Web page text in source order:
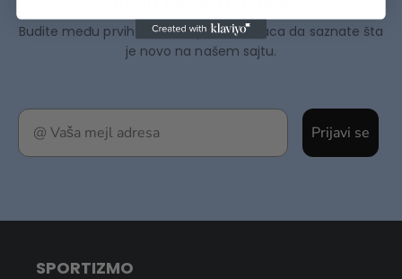
Prijavi se
Budite među prvih 75000+ Sportizmovaca da saznate šta
je novo na našem sajtu.
SPORTIZMO